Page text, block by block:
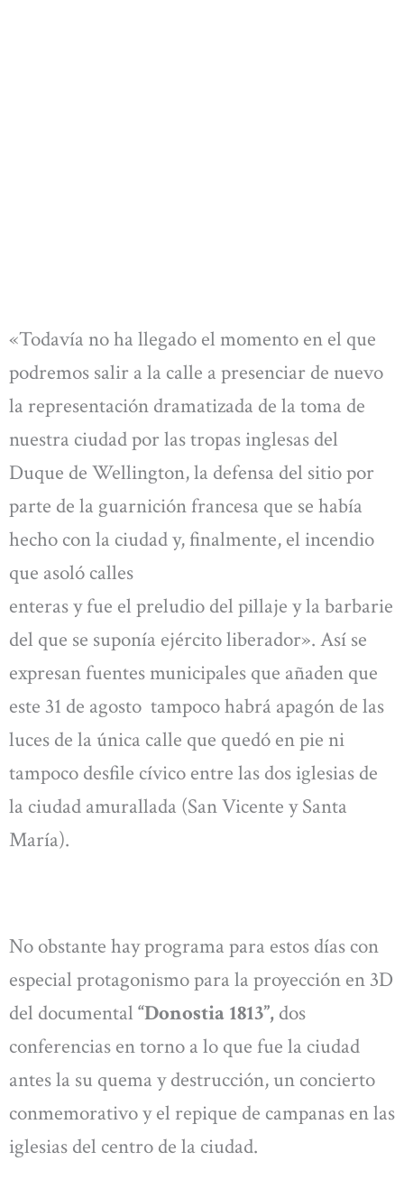
«Todavía no ha llegado el momento en el que
podremos salir a la calle a presenciar de nuevo
la representación dramatizada de la toma de
nuestra ciudad por las tropas inglesas del
Duque de Wellington, la defensa del sitio por
parte de la guarnición francesa que se había
hecho con la ciudad y, finalmente, el incendio
que asoló calles
enteras y fue el preludio del pillaje y la barbarie
del que se suponía ejército liberador». Así se
expresan fuentes municipales que añaden que
este 31 de agosto tampoco habrá apagón de las
luces de la única calle que quedó en pie ni
tampoco desfile cívico entre las dos iglesias de
la ciudad amurallada (San Vicente y Santa
María).
No obstante hay programa para estos días con
especial protagonismo para la proyección en 3D
del documental “Donostia 1813”, dos
conferencias en torno a lo que fue la ciudad
antes la su quema y destrucción, un concierto
conmemorativo y el repique de campanas en las
iglesias del centro de la ciudad.